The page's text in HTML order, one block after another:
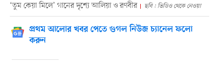
‘তুম কেয়া মিলে’ গানের দৃশ্যে আলিয়া ও রণবীর ছবি : ভিডিও থেকে নেওয়া
প্রথম আলোর খবর পেতে গুগল নিউজ চ্যানেল ফলো
করুন